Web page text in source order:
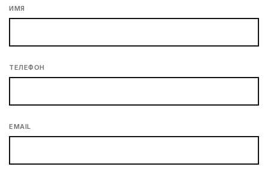
ИМЯ
ТЕЛЕФОН
EMAIL